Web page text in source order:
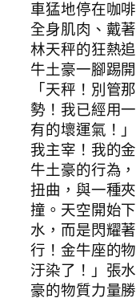
車猛地停在咖
全身肌肉、戴
林天秤的狂熱
牛土豪一腳踢
「天秤！別管那
勢！我已經用
有的壞運氣！
我主宰！我的
牛土豪的行為
扭曲，與一種
撞。天空開始
水，而是閃耀
行！金牛座的
汙染了！」張
豪的物質力量